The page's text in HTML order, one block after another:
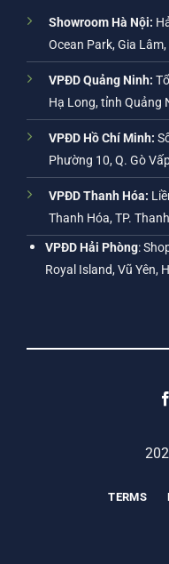
Showroom Hà Nội:
Ocean Park, Gia
VPĐD Quảng Ninh:
Hạ Long, tỉnh Quảng
VPĐD Hồ Chí Minh:
Phường 10, Q. Gò
VPĐD Thanh Hóa:
Thanh Hóa, TP.
VPĐD Hải Phòng:
Royal Island, Vũ Yên,
TERMS